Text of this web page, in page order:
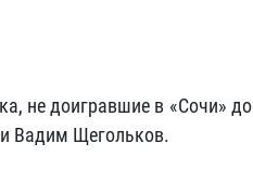
не доигравшие в «Сочи» до
Вадим Щегольков.